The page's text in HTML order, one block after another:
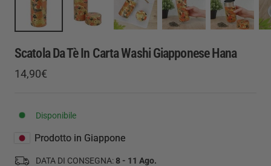
Scatola Da Tè In Carta Washi Giapponese Hana
Prezzo
vendita
14,90€
Disponibile
Prodotto in Giappone
DATA DI CONSEGNA:8 - 11 Ago.